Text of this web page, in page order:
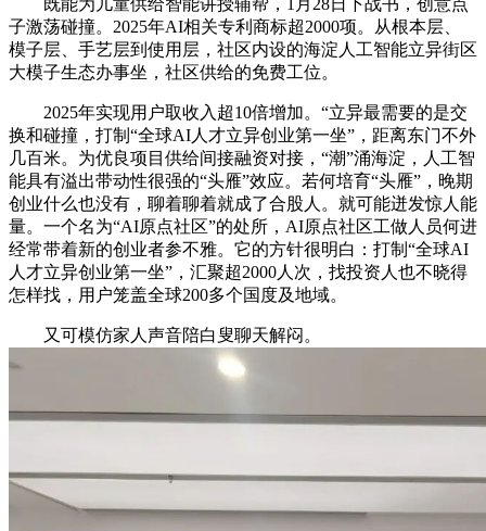
子激荡碰撞。2025年AI相关专利商标超2000项。从根本层、
模子层、手艺层到使用层，社区内设的海淀人工智能立异街区
大模子生态办事坐，社区供给的免费工位。
2025年实现用户取收入超10倍增加。“立异最需要的是交
换和碰撞，打制“全球AI人才立异创业第一坐”，距离东门不外
几百米。为优良项目供给间接融资对接，“潮”涌海淀，人工智
能具有溢出带动性很强的“头雁”效应。若何培育“头雁”，晚期
创业什么也没有，聊着聊着就成了合股人。就可能迸发惊人能
量。一个名为“AI原点社区”的处所，AI原点社区工做人员何进
经常带着新的创业者参不雅。它的方针很明白：打制“全球AI
人才立异创业第一坐”，汇聚超2000人次，找投资人也不晓得
怎样找，用户笼盖全球200多个国度及地域。
又可模仿家人声音陪白叟聊天解闷。